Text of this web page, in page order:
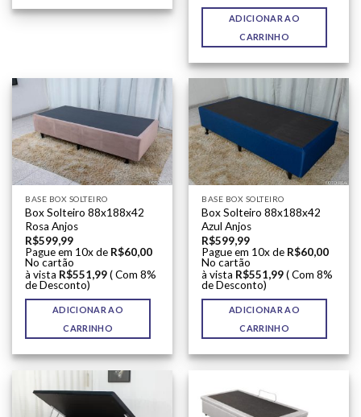
ADICIONAR AO
CARRINHO
BASE BOX SOLTEIRO
Box Solteiro 88x188x42
Rosa Anjos
R$599,99
Pague em 10x de R$60,00
No cartão
à vista R$551,99( Com 8%
de Desconto)
ADICIONAR AO
CARRINHO
BASE BOX SOLTEIRO
Box Solteiro 88x188x42
Azul Anjos
R$599,99
Pague em 10x de R$60,00
No cartão
à vista R$551,99( Com 8%
de Desconto)
ADICIONAR AO
CARRINHO